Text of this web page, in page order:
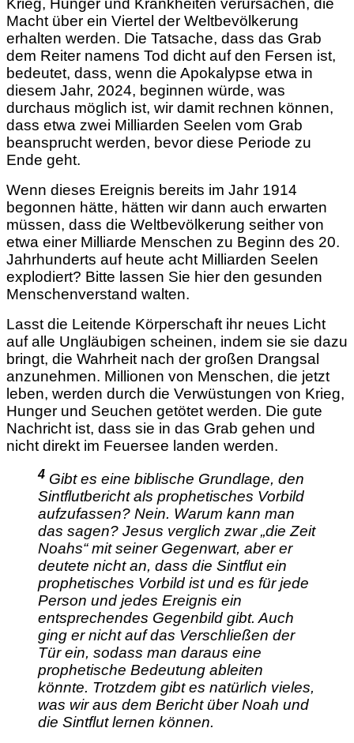
Krieg, Hunger und Krankheiten verursachen, die
Macht über ein Viertel der Weltbevölkerung
erhalten werden. Die Tatsache, dass das Grab
dem Reiter namens Tod dicht auf den Fersen ist,
bedeutet, dass, wenn die Apokalypse etwa in
diesem Jahr, 2024, beginnen würde, was
durchaus möglich ist, wir damit rechnen können,
dass etwa zwei Milliarden Seelen vom Grab
beansprucht werden, bevor diese Periode zu
Ende geht.
Wenn dieses Ereignis bereits im Jahr 1914
begonnen hätte, hätten wir dann auch erwarten
müssen, dass die Weltbevölkerung seither von
etwa einer Milliarde Menschen zu Beginn des 20.
Jahrhunderts auf heute acht Milliarden Seelen
explodiert? Bitte lassen Sie hier den gesunden
Menschenverstand walten.
Lasst die Leitende Körperschaft ihr neues Licht
auf alle Ungläubigen scheinen, indem sie sie dazu
bringt, die Wahrheit nach der großen Drangsal
anzunehmen. Millionen von Menschen, die jetzt
leben, werden durch die Verwüstungen von Krieg,
Hunger und Seuchen getötet werden. Die gute
Nachricht ist, dass sie in das Grab gehen und
nicht direkt im Feuersee landen werden.
4 Gibt es eine biblische Grundlage, den
Sintflutbericht als prophetisches Vorbild
aufzufassen? Nein. Warum kann man
das sagen? Jesus verglich zwar „die Zeit
Noahs“ mit seiner Gegenwart, aber er
deutete nicht an, dass die Sintflut ein
prophetisches Vorbild ist und es für jede
Person und jedes Ereignis ein
entsprechendes Gegenbild gibt. Auch
ging er nicht auf das Verschließen der
Tür ein, sodass man daraus eine
prophetische Bedeutung ableiten
könnte. Trotzdem gibt es natürlich vieles,
was wir aus dem Bericht über Noah und
die Sintflut lernen können.